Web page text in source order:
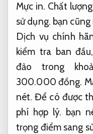
Mực in. Chất
sử dụng. bạn cũng
Dịch vụ chính
kiểm tra ban đầu,
đảo trong
300.000 đồng.
nét. Để có được
phí hợp lý. bạn
trọng điểm sang